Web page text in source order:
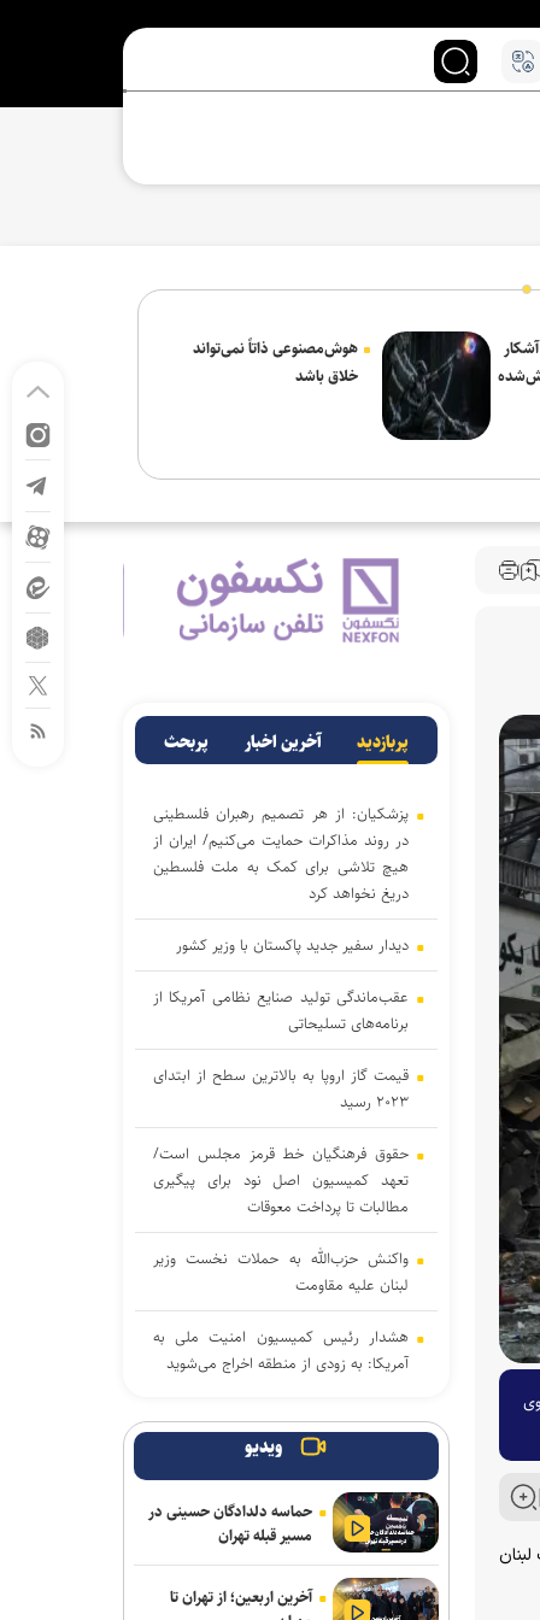
هوش‌مصنوعی ذاتاً نمی‌تواند
خلاق باشد
پربازدید آخرین اخبار پربحث
پزشکیان: از هر تصمیم رهبران فلسطینی
در روند مذاکرات حمایت می‌کنیم/ ایران از
هیچ تلاشی برای کمک به ملت فلسطین
دریغ نخواهد کرد
دیدار سفیر جدید پاکستان با وزیر کشور
عقب‌ماندگی تولید صنایع نظامی آمریکا از
برنامه‌های تسلیحاتی
قیمت گاز اروپا به بالاترین سطح از ابتدای
۲۰۲۳ رسید
حقوق فرهنگیان خط قرمز مجلس است/
تعهد کمیسیون اصل نود برای پیگیری
مطالبات تا پرداخت معوقات
واکنش حزب‌الله به حملات نخست‌ وزیر
لبنان علیه مقاومت
هشدار رئیس کمیسیون امنیت ملی به
آمریکا: به زودی از منطقه اخراج می‌شوید
پیروزی نامزد حامی فلسطین در انتخابات
مقدماتی دموکرات‌ها برای سنا
دموکرات‌های کنگره آمریکا آمار تلفات جنگ
با ایران را زیر سؤال بردند
جنگ رمضان و تولد نظم منطقه ای ایران
ویدیو
حماسه دلدادگان حسینی در
مسیر قبله تهران
آخرین اربعین؛ از تهران تا